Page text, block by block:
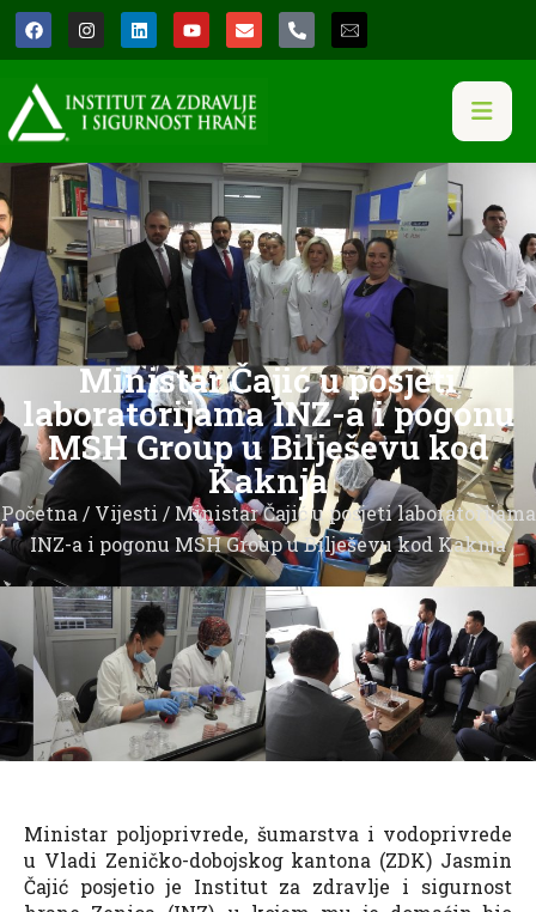
Ministar Čajić u posjeti
laboratorijama INZ-a i pogonu
MSH Group u Bilješevu kod
Kaknja
Početna / Vijesti / Ministar Čajić u posjeti laboratorijama
INZ-a i pogonu MSH Group u Bilješevu kod Kaknja
Ministar poljoprivrede, šumarstva i vodoprivrede
u Vladi Zeničko-dobojskog kantona (ZDK) Jasmin
Čajić posjetio je Institut za zdravlje i sigurnost